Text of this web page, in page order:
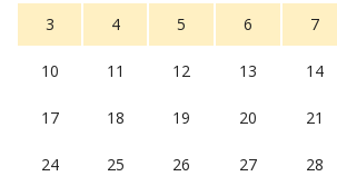
3 4 5 6 7
10 11 12 13 14
17 18 19 20 21
24 25 26 27 28